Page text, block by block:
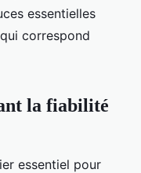
essentielles
correspond
la fiabilité
essentiel pour